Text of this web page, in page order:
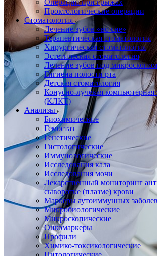
Операции при грыжах
Проктологические операции
Стоматология
Лечение зубов «во сне»
Терапевтическая стоматология
Хирургическая стоматология
Эстетическая стоматология
Лечение зубов под микроскопом
Гигиена полости рта
Детская стоматология
Конусно-лучевая компьютерная
(КЛКТ)
Анализы
Биохимические
Гемостаз
Генетические
Гистологические
Иммунологические
Исследования кала
Исследования мочи
Лекарственный мониторинг
сыворотке (плазме) крови
Маркеры аутоиммунных
Микробиологические
Микроскопические
Онкомаркеры
Профили
Химико-токсикологические